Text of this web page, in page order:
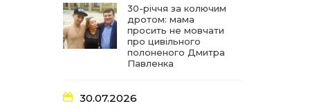
16:29
22 лип
Медики Барвінківської
громади вдосконалюють
професійні навички
У Пригожому з дітьми та
фонду
30-річчя за колючим
дротом: мама
просить не мовчати
про цивільного
полоненого Дмитра
Павленка
30.07.2026